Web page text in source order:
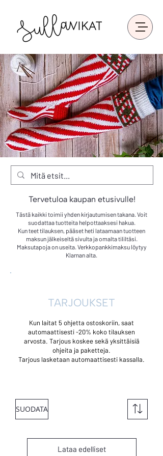
Tervetuloa kaupan etusivulle!
Tästä kaikki toimii yhden kirjautumisen takana. Voit
suodattaa tuotteita helpottaaksesi hakua.
Kun teet tilauksen, pääset heti lataamaan tuotteen
maksun jälkeiseltä sivulta ja omalta tililtäsi.
Maksutapoja on useita. Verkkopankkimaksu löytyy
Klarnan alta.
TARJOUKSET
Kun laitat 5 ohjetta ostoskoriin, saat
automaattisesti -20% koko tilauksen
arvosta. Tarjous koskee sekä yksittäisiä
ohjeita ja paketteja.
Tarjous lasketaan automaattisesti kassalla.
SUODATA
Lataa edelliset